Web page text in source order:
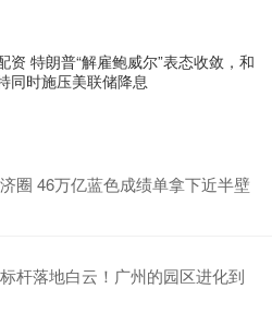
资 特朗普“解雇鲍威尔”表态收敛，和
同时施压美联储降息
圈 46万亿蓝色成绩单拿下近半壁
杆落地白云！广州的园区进化到